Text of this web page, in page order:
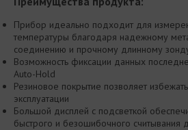
Прибор идеально подходит для
температуры благодаря надежному
соединению и прочному длинному
Возможность фиксации данных
Auto-Hold
Резиновое покрытие позволяет
эксплуатации
Большой дисплей с подсветкой
быстрого и безошибочного считывания